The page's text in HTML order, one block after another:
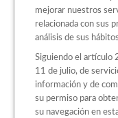
vehículo con los
Barcelona-
Vinilo líquido
tu vehículo con
Barcelona-
para coche en
Pegatinas
distinción: Los
mejorar nuestros
relacionada con sus
análisis de sus
Siguiendo el artículo
11 de julio, de
información y de
su permiso para
su navegación en